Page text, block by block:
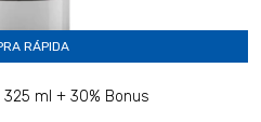
RÁPIDA
ml + 30% Bonus